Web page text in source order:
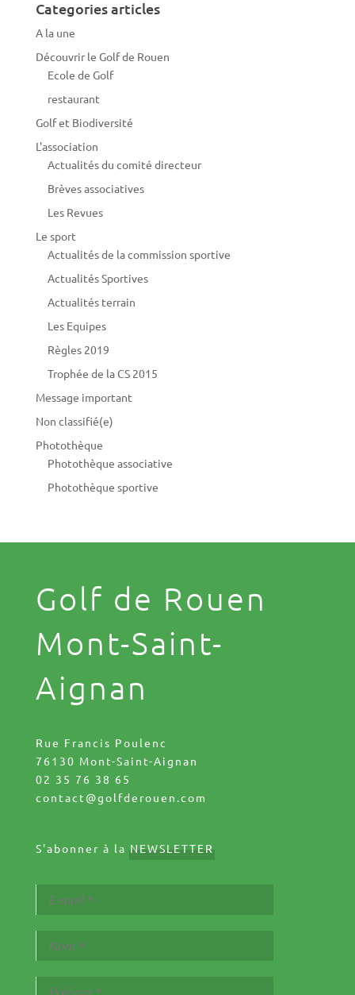
Categories articles
A la une
Découvrir le Golf de Rouen
Ecole de Golf
restaurant
Golf et Biodiversité
L'association
Actualités du comité directeur
Brèves associatives
Les Revues
Le sport
Actualités de la commission sportive
Actualités Sportives
Actualités terrain
Les Equipes
Règles 2019
Trophée de la CS 2015
Message important
Non classifié(e)
Photothèque
Photothèque associative
Photothèque sportive
Golf de Rouen
Mont-Saint-
Aignan
Rue Francis Poulenc
76130 Mont-Saint-Aignan
02 35 76 38 65
contact@golfderouen.com
S'abonner à la NEWSLETTER